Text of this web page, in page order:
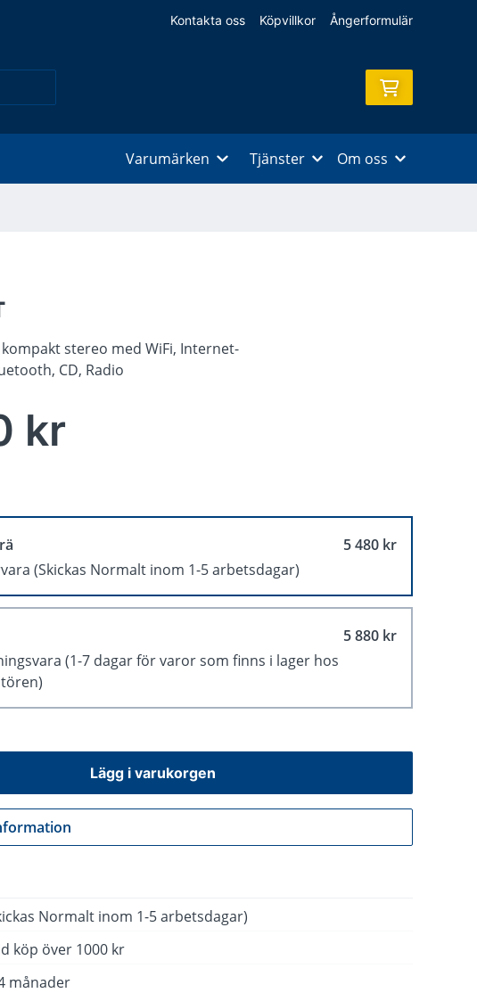
Kontakta oss Köpvillkor Ångerformulär
Varumärken Tjänster Om oss
stereo med WiFi, Internet-
CD, Radio
kr
5 480 kr
(Skickas Normalt inom 1-5 arbetsdagar)
5 880 kr
(1-7 dagar för varor som finns i lager hos
Lägg i varukorgen
Normalt inom 1-5 arbetsdagar)
köp över 1000 kr
månader